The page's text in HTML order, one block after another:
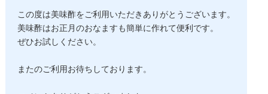
この度は美味酢をご利用いただきありがとうございます。
美味酢はお正月のおなますも簡単に作れて便利です。
ぜひお試しください。
またのご利用お待ちしております。